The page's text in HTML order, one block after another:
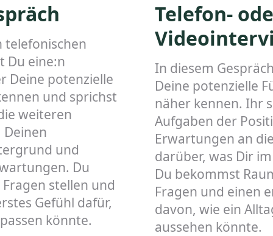
telefonischen
Du eine:n
Deine potenzielle
und sprichst
weiteren
Deinen
und
Du
stellen und
Gefühl dafür,
könnte.
Telefon-
In diesem
Deine potenzielle
näher kennen. Ihr
Aufgaben der
Erwartungen an
darüber, was Dir
Du bekommst
Fragen und einen
davon, wie ein
aussehen könnte.